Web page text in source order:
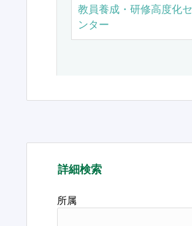
教員養成・研修高度化セ
ンター
詳細検索
所属